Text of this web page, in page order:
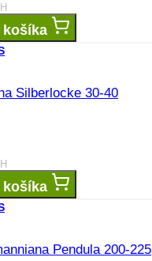
Silberlocke 30-40
Pendula 200-225